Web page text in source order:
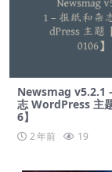
Newsmag v5.2.1
志 WordPress 主
6】
2 年前 19